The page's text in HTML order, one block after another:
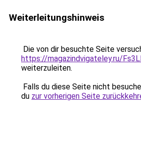
Weiterleitungshinweis
Die von dir besuchte Seite
https://magazindvigateley.ru/
weiterzuleiten.
Falls du diese Seite nicht
du zur vorherigen Seite